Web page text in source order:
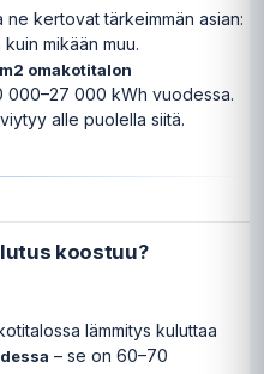
kertovat tärkeimmän asian:
mikään muu.
omakotitalon
000–27 000 kWh vuodessa.
alle puolella siitä.
koostuu?
lämmitys kuluttaa
– se on 60–70